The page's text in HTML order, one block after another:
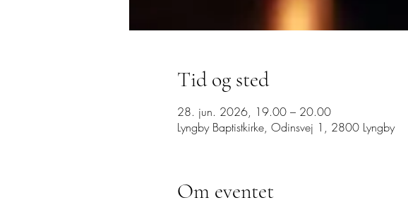
Tid og sted
28. jun. 2026, 19.00 – 20.00
Lyngby Baptistkirke, Odinsvej 1, 2800 Lyngby
Om eventet